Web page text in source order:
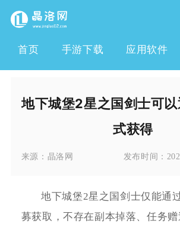
首页 手游下载 应用软件
地下城堡2星之国剑士可
式获得
来源： 晶洛网 发布时间：
地下城堡2星之国剑士仅能通
募获取，不存在副本掉落、任务